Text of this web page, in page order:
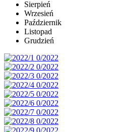
Sierpień
Wrzesień
Październik
Listopad
Grudzień